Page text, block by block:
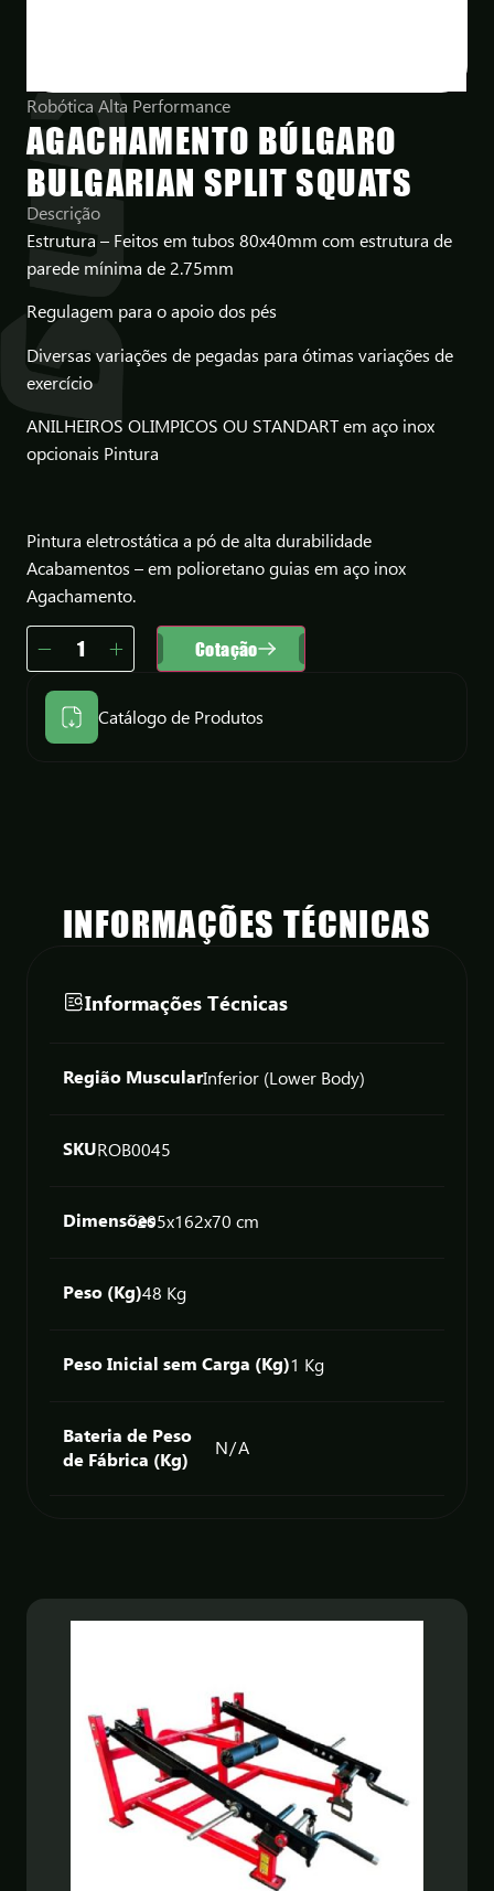
Robótica Alta Performance
AGACHAMENTO BÚLGARO
BULGARIAN SPLIT SQUATS
Descrição
Estrutura – Feitos em tubos 80x40mm com estrutura de
parede mínima de 2.75mm
Regulagem para o apoio dos pés
Diversas variações de pegadas para ótimas variações de
exercício
ANILHEIROS OLIMPICOS OU STANDART em aço inox
opcionais Pintura
Pintura eletrostática a pó de alta durabilidade
Acabamentos – em polioretano guias em aço inox
Agachamento.
Cotação
Catálogo de Produtos
INFORMAÇÕES TÉCNICAS
Informações Técnicas
Região MuscularInferior (Lower Body)
SKUROB0045
Dimensões205x162x70 cm
Peso (Kg)48 Kg
Peso Inicial sem Carga (Kg)1 Kg
Bateria de Peso
de Fábrica (Kg)
N/A